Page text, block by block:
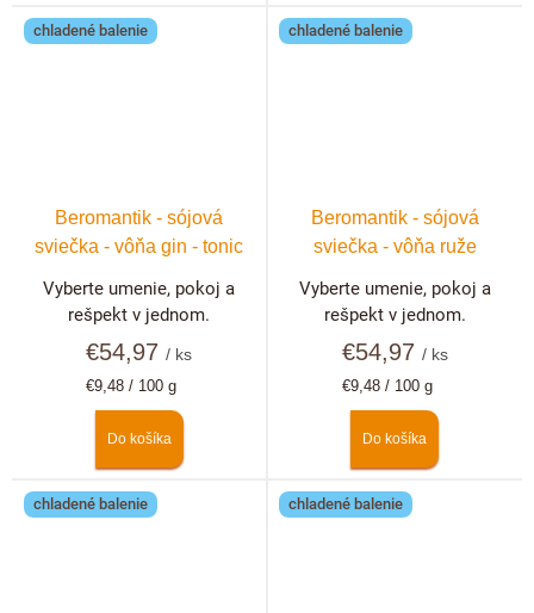
chladené balenie
Beromantik - sójová
sviečka - vôňa gin - tonic
€54,97/ ks
Jednotková
€9,48 / 100 g
Do košíka
Vyberte umenie, pokoj a
rešpekt v jednom.
chladené balenie
Beromantik - sójová
sviečka - vôňa ruže
€54,97 / ks
Jednotková
€9,48 / 100 g
Do košíka
Vyberte umenie, pokoj a
rešpekt v jednom.
chladené balenie chladené balenie